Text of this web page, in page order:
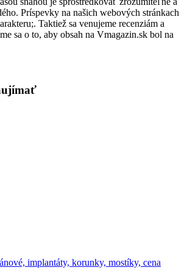
Príspevky na našich webových stránkach
Taktiež sa venujeme recenziám a
sa o to, aby obsah na Vmagazin.sk bol na
implantáty, korunky, mostíky, cena